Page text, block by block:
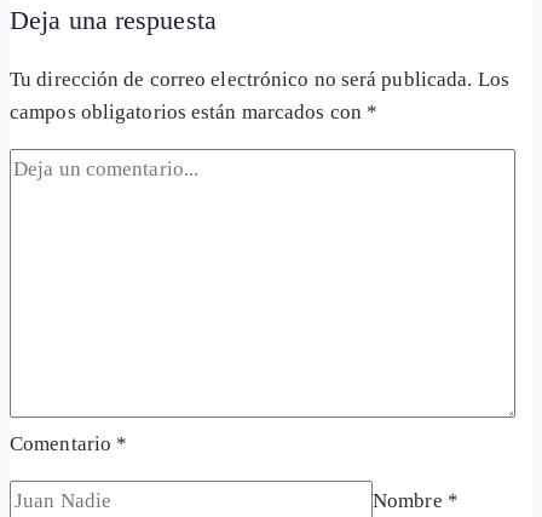
Deja una respuesta
Tu dirección de correo electrónico no será publicada. Los
campos obligatorios están marcados con *
Comentario *
Nombre *